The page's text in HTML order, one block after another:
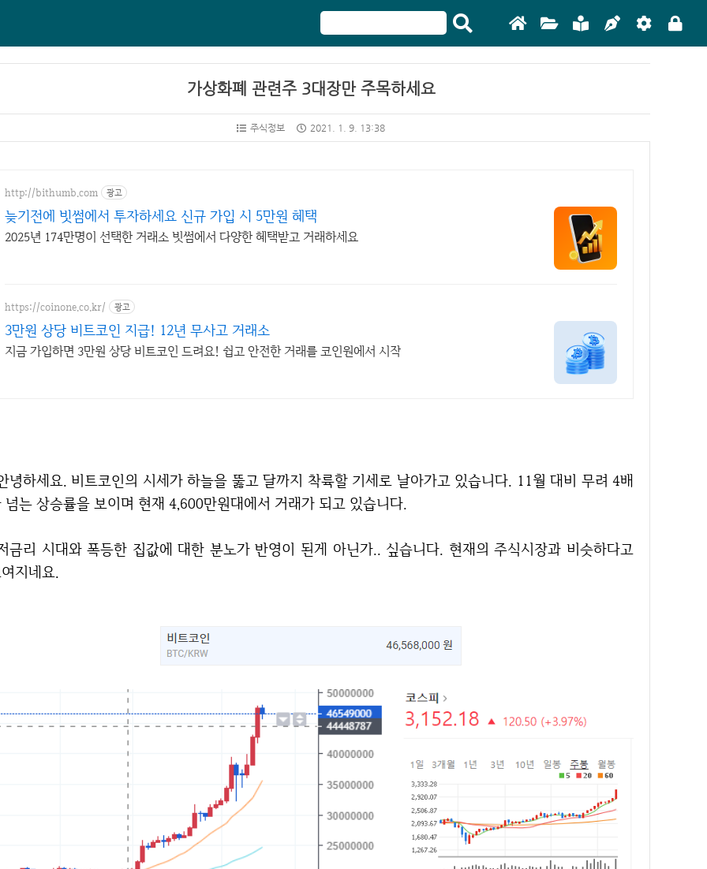
가상화폐 관련주 3대장만 주목하세요
주식정보 2021. 1. 9. 13:38
http://bithumb.com 광고
늦기전에 빗썸에서 투자하세요 신규 가입 시 5만원 혜택
2025년 174만명이 선택한 거래소 빗썸에서 다양한 혜택받고 거래하세요
https://coinone.co.kr/ 광고
3만원 상당 비트코인 지급! 12년 무사고 거래소
지금 가입하면 3만원 상당 비트코인 드려요! 쉽고 안전한 거래를 코인원에서 시작
할 기세로 날아가고 있습니다. 11월 대비 무려 4배
넘는 상승률을 보이며 현재 4,600만원대에서 거래가 되고 있습니다.
.. 싶습니다. 현재의 주식시장과 비슷하다고
지네요.